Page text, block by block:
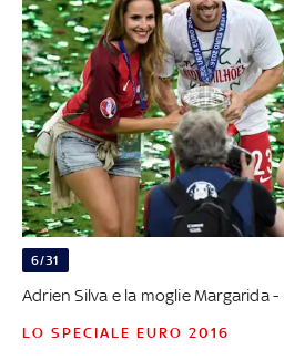
6/31
Adrien Silva e la moglie Margarida -
LO SPECIALE EURO 2016